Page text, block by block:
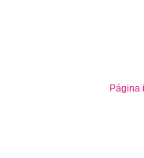
Página